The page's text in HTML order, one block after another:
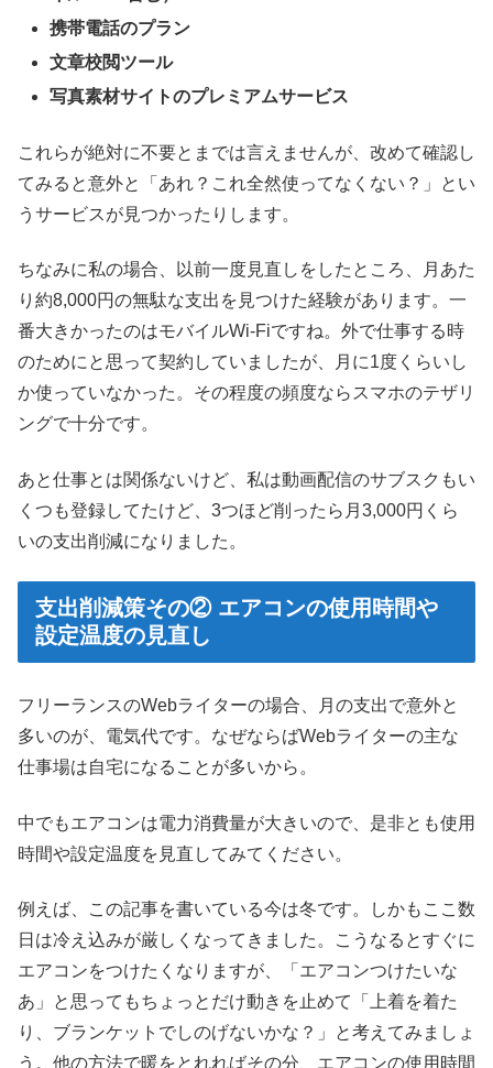
携帯電話のプラン
文章校閲ツール
写真素材サイトのプレミアムサービス
これらが絶対に不要とまでは言えませんが、改めて確認し
てみると意外と「あれ？これ全然使ってなくない？」とい
うサービスが見つかったりします。
ちなみに私の場合、以前一度見直しをしたところ、月あた
り約8,000円の無駄な支出を見つけた経験があります。一
番大きかったのはモバイルWi-Fiですね。外で仕事する時
のためにと思って契約していましたが、月に1度くらいし
か使っていなかった。その程度の頻度ならスマホのテザリ
ングで十分です。
あと仕事とは関係ないけど、私は動画配信のサブスクもい
くつも登録してたけど、3つほど削ったら月3,000円くら
いの支出削減になりました。
支出削減策その② エアコンの使用時間や
設定温度の見直し
フリーランスのWebライターの場合、月の支出で意外と
多いのが、電気代です。なぜならばWebライターの主な
仕事場は自宅になることが多いから。
中でもエアコンは電力消費量が大きいので、是非とも使用
時間や設定温度を見直してみてください。
例えば、この記事を書いている今は冬です。しかもここ数
日は冷え込みが厳しくなってきました。こうなるとすぐに
エアコンをつけたくなりますが、「エアコンつけたいな
あ」と思ってもちょっとだけ動きを止めて「上着を着た
り、ブランケットでしのげないかな？」と考えてみましょ
う。他の方法で暖をとれればその分、エアコンの使用時間